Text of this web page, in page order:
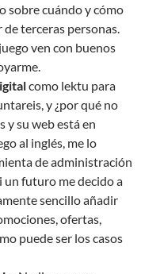
sobre cuándo y cómo
terceras personas.
ven con buenos
como lektu para
y ¿por qué no
y su web está en
al inglés, me lo
de administración
un futuro me decido a
sencillo añadir
ofertas,
puede ser los casos